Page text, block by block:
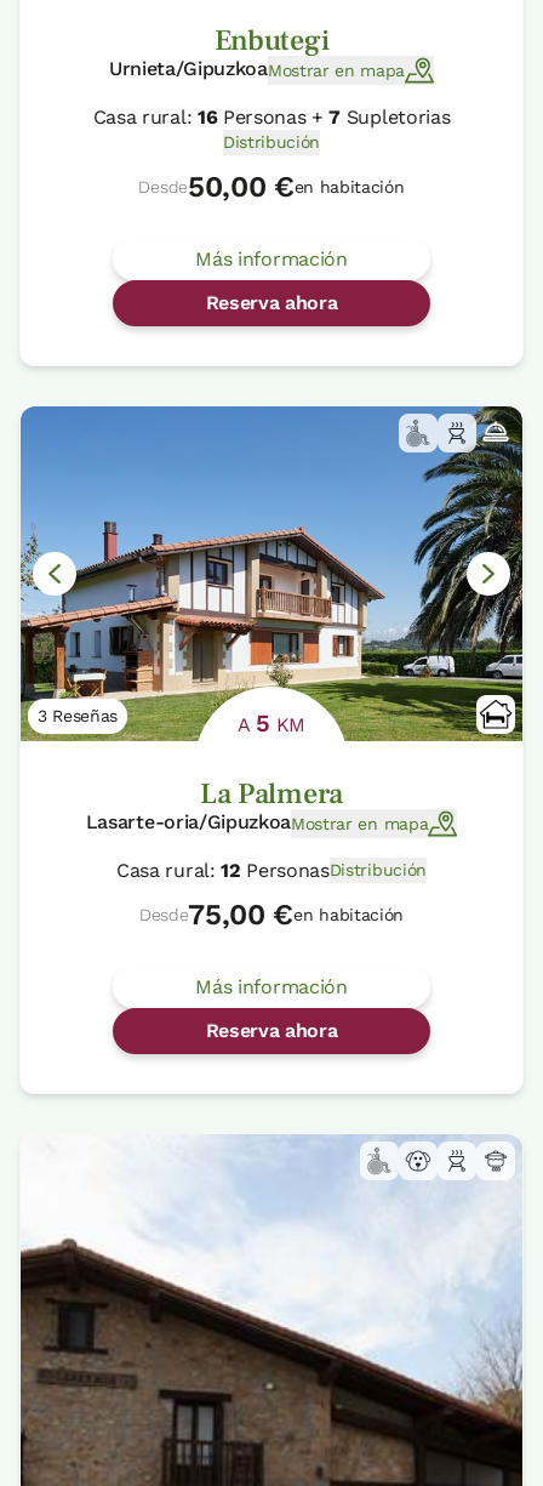
Enbutegi
Urnieta/GipuzkoaMostrar en mapa
Casa rural: 16Personas +7 Supletorias
Distribución
Desde50,00 €en habitación
Más información
Reserva ahora
3 Reseñas A 5 KM
La Palmera
Lasarte-oria/GipuzkoaMostrar en mapa
Casa rural:12 PersonasDistribución
Desde75,00 €en habitación
Más información
Reserva ahora